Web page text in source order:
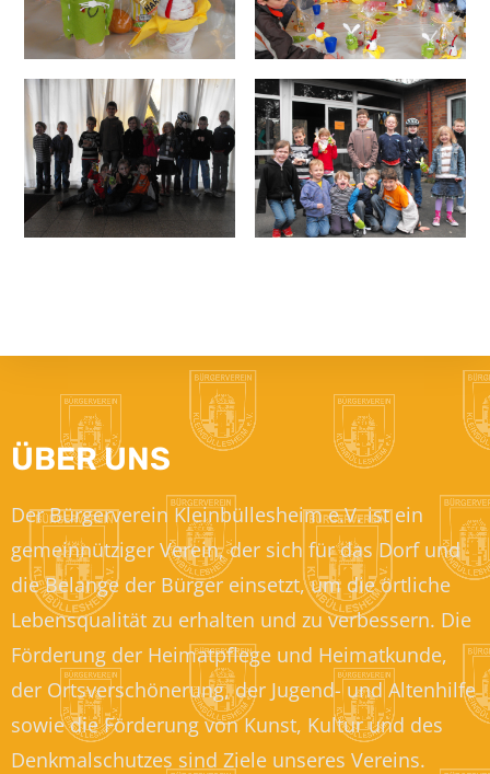
ÜBER UNS
Der Bürgerverein Kleinbüllesheim e.V. ist ein
gemeinnütziger Verein, der sich für das Dorf und
die Belange der Bürger einsetzt, um die örtliche
Lebensqualität zu erhalten und zu verbessern. Die
Förderung der Heimatpflege und Heimatkunde,
der Ortsverschönerung, der Jugend- und Altenhilfe
sowie die Förderung von Kunst, Kultur und des
Denkmalschutzes sind Ziele unseres Vereins.